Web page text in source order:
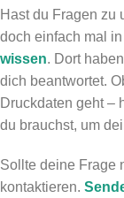
Hast du Fragen zu
doch einfach mal
wissen. Dort
dich beantwortet.
Druckdaten geht –
du brauchst, um
Sollte deine Frage
kontaktieren.